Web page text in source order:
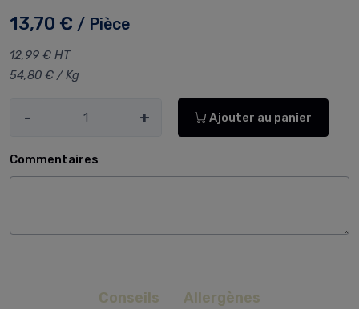
13,70 € / Pièce
12,99 € HT
54,80 € / Kg
- + Ajouter au panier
Commentaires
Conseils Allergènes